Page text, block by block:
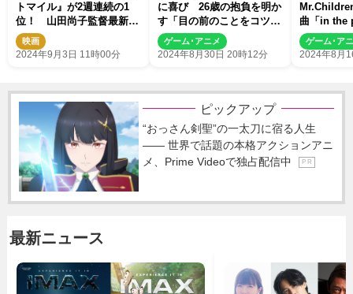
トマイル』が2週連続の1
位！ 山田尚子監督最新作
『きみの色』は7位発進！
映画
2024年9月3日 11時00分
に喜び 26歳の抱負を明か
す「目の前のことをコツコ
ツ」
ゲーム･アニメ
2024年8月30日 20時12分
曲「in the
る主題歌
ゲーム･ア
2024年8月
ピックアップ
“おっさん剣聖”の一太刀に宿る人生
―― 世界で話題の本格アクションアニ
メ、Prime Videoで独占配信中
P R
最新ニュース